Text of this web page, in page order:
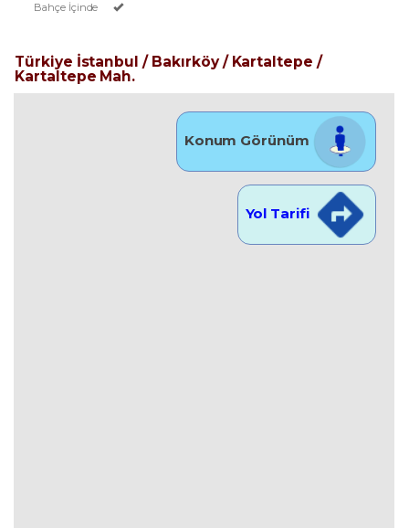
Bahçe İçinde
Türkiye İstanbul / Bakırköy/ Kartaltepe /
Kartaltepe Mah.
Konum Görünüm
Yol Tarifi